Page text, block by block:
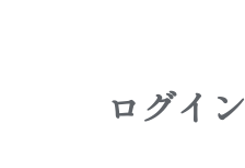
ログイン